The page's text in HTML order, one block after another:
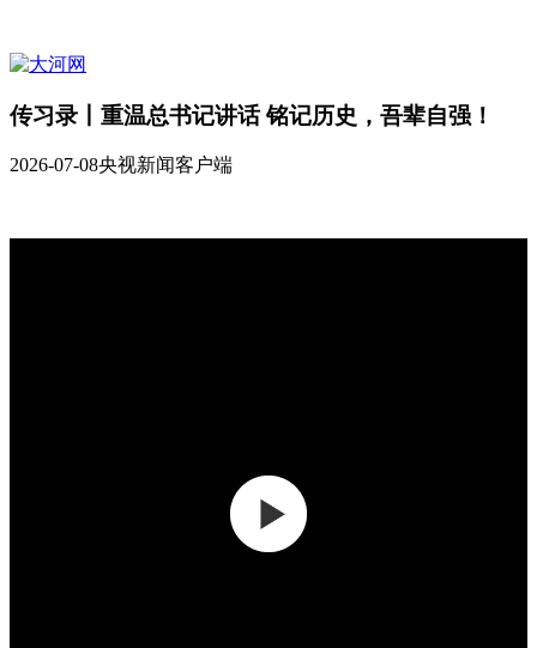
传习录丨重温总书记讲话 铭记历史，吾辈自强！
2026-07-08央视新闻客户端